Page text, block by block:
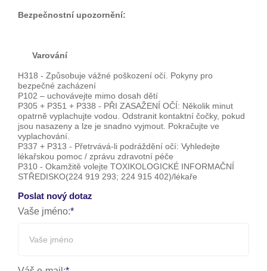
Bezpečnostní upozornění:
Varování
H318 - Způsobuje vážné poškození očí. Pokyny pro
bezpečné zacházení
P102 – uchovávejte mimo dosah dětí
P305 + P351 + P338 - PŘI ZASAŽENÍ OČÍ: Několik minut
opatrně vyplachujte vodou. Odstranit kontaktní čočky, pokud
jsou nasazeny a lze je snadno vyjmout. Pokračujte ve
vyplachování.
P337 + P313 - Přetrvává-li podráždění očí: Vyhledejte
lékařskou pomoc / zprávu zdravotní péče
P310 - Okamžitě volejte TOXIKOLOGICKÉ INFORMAČNÍ
STŘEDISKO(224 919 293; 224 915 402)/lékaře
Poslat nový dotaz
Vaše jméno: